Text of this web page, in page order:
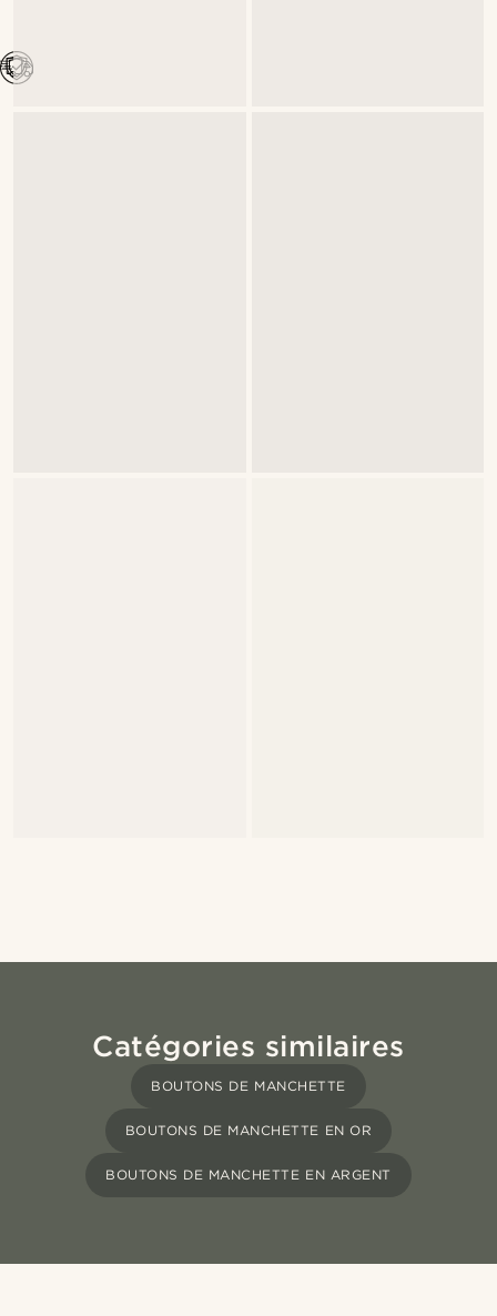
Catégories similaires
BOUTONS DE MANCHETTE
BOUTONS DE MANCHETTE EN OR
BOUTONS DE MANCHETTE EN ARGENT